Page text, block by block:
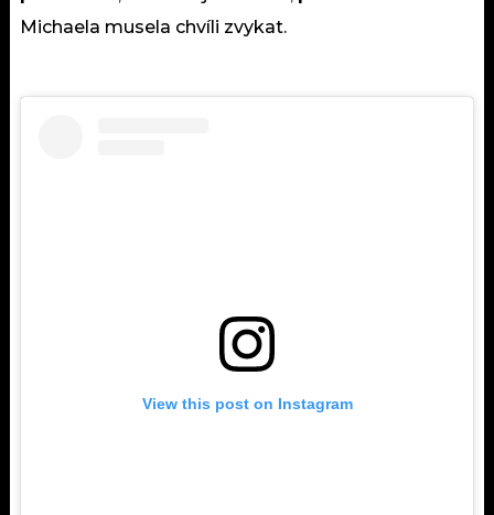
Michaela musela chvíli zvykat.
View this post on Instagram